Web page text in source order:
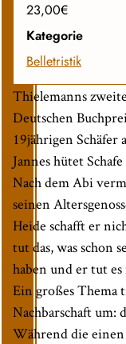
23,00€
Kategorie
Belletristik
Thielemanns
Deutschen
19jährigen Schäfer
Jannes hütet
Nach dem Abi
seinen
Heide schafft er
tut das, was schon
haben und er tut
Ein großes Thema
Nachbarschaft um:
Während die einen